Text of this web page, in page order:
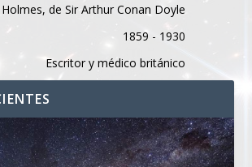
de Sir Arthur Conan Doyle
1859 - 1930
Escritor y médico británico